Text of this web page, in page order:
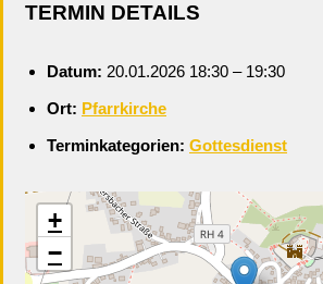
TERMIN DETAILS
Datum: 20.01.2026 18:30 – 19:30
Ort: Pfarrkirche
Terminkategorien: Gottesdienst
+
−